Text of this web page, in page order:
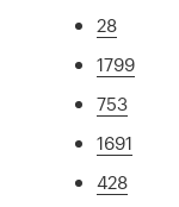
28
1799
753
1691
428